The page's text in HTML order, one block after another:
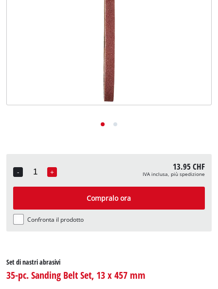
-
Quantity
+ 13.95 CHF
IVA inclusa, più spedizione
Compralo ora
Confronta il prodotto
Set di nastri abrasivi
35-pc. Sanding Belt Set, 13 x 457 mm